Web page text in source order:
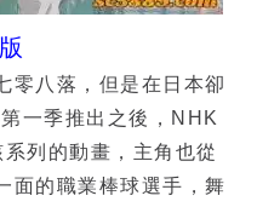
零八落，但是在日本卻
一季推出之後，NHK
列的動畫，主角也從
面的職業棒球選手，舞